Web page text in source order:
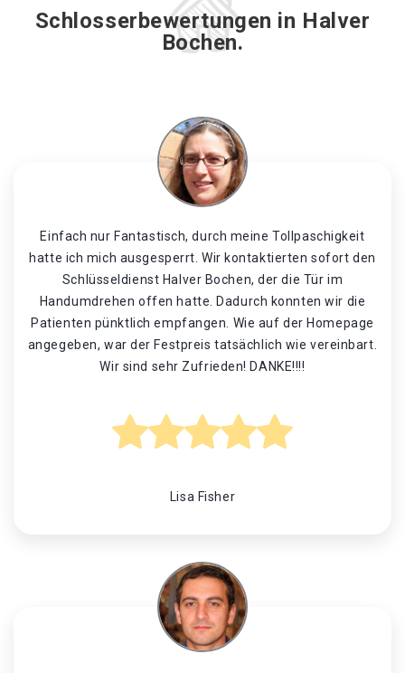
Schlosserbewertungen in Halver
Bochen.
Einfach nur Fantastisch, durch meine Tollpaschigkeit
hatte ich mich ausgesperrt. Wir kontaktierten sofort den
Schlüsseldienst Halver Bochen, der die Tür im
Handumdrehen offen hatte. Dadurch konnten wir die
Patienten pünktlich empfangen. Wie auf der Homepage
angegeben, war der Festpreis tatsächlich wie vereinbart.
Wir sind sehr Zufrieden! DANKE!!!!
Lisa Fisher